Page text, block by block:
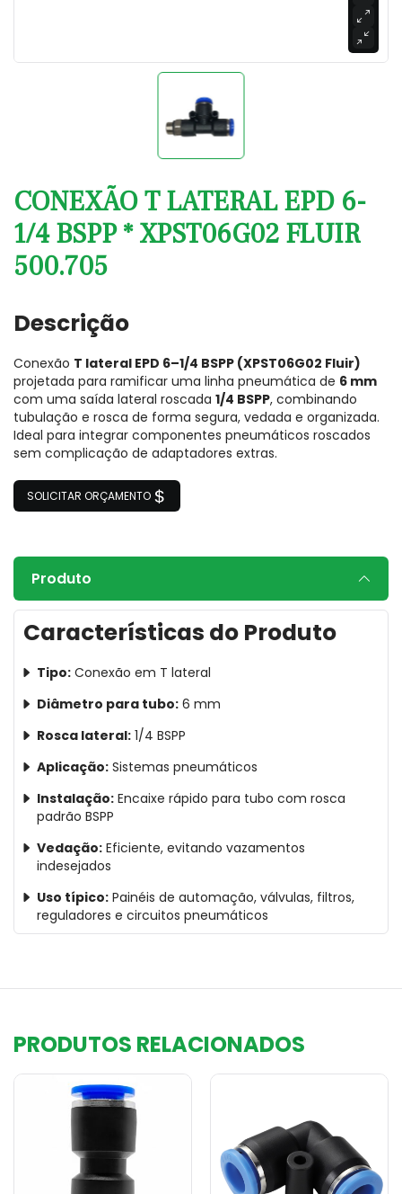
CONEXÃO T LATERAL EPD 6-
1/4 BSPP * XPST06G02 FLUIR
500.705
Descrição
Conexão T lateral EPD 6–1/4 BSPP (XPST06G02 Fluir)
projetada para ramificar uma linha pneumática de 6 mm
com uma saída lateral roscada 1/4 BSPP, combinando
tubulação e rosca de forma segura, vedada e organizada.
Ideal para integrar componentes pneumáticos roscados
sem complicação de adaptadores extras.
SOLICITAR ORÇAMENTO
Produto
Características do Produto
Tipo: Conexão em T lateral
Diâmetro para tubo: 6 mm
Rosca lateral: 1/4 BSPP
Aplicação: Sistemas pneumáticos
Instalação: Encaixe rápido para tubo com rosca
padrão BSPP
Vedação: Eficiente, evitando vazamentos
indesejados
Uso típico: Painéis de automação, válvulas, filtros,
reguladores e circuitos pneumáticos
PRODUTOS RELACIONADOS